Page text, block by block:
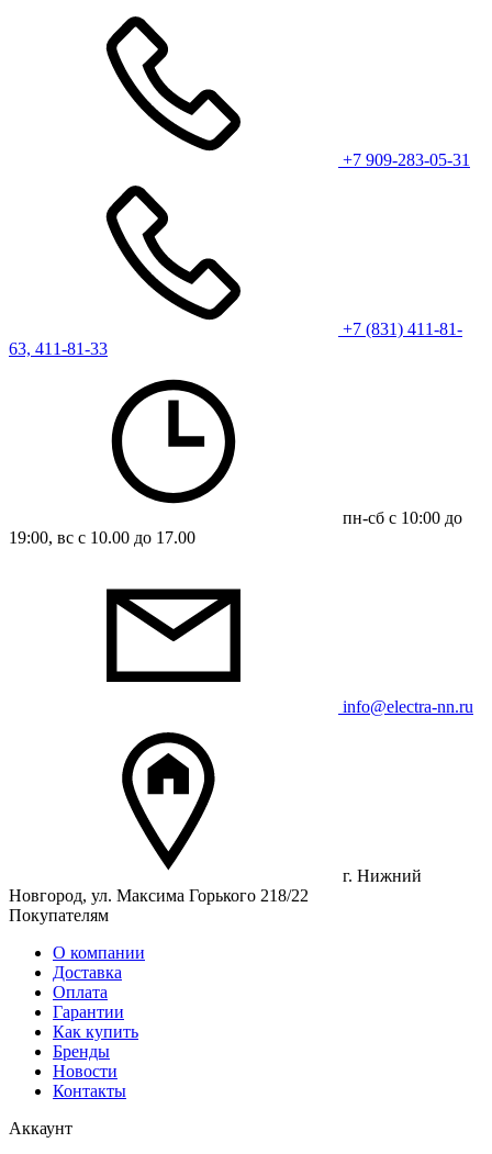
+7 909-283-05-31
+7 (831) 411-81-
63, 411-81-33
пн-сб с 10:00 до
19:00, вс с 10.00 до 17.00
info@electra-nn.ru
г. Нижний
Новгород, ул. Максима Горького 218/22
Покупателям
О компании
Доставка
Оплата
Гарантии
Как купить
Бренды
Новости
Контакты
Аккаунт